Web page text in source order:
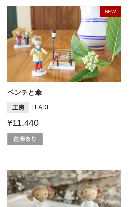
NEW
ベンチと傘
工房 FLADE
¥11,440